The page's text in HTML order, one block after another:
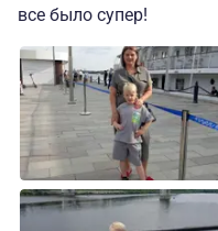
все было супер!